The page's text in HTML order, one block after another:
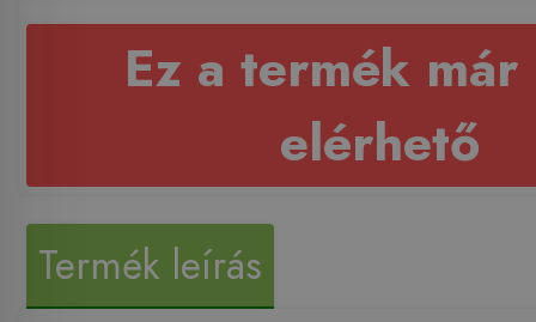
Ez a termék már
elérhető
Termék leírás